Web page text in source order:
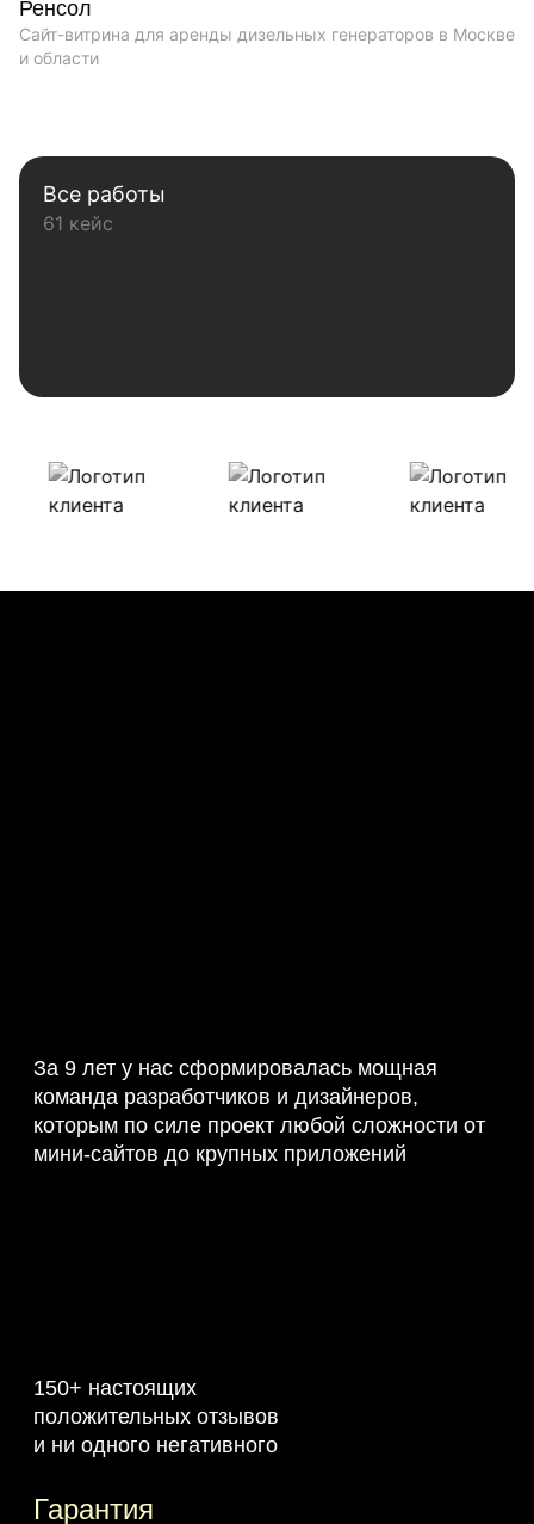
Ренсол
Сайт-витрина для аренды дизельных генераторов в Москве
и области
Все работы
61 кейс
Наши клиенты
За 9 лет у нас сформировалась мощная
команда разработчиков и дизайнеров,
которым по силе проект любой сложности от
мини-сайтов до крупных приложений
150+ настоящих
положительных отзывов
и ни одного негативного
Гарантия